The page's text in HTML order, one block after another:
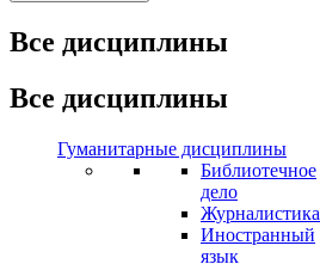
Все дисциплины
Все дисциплины
Гуманитарные дисциплины
Библиотечное
дело
Журналистика
Иностранный
язык